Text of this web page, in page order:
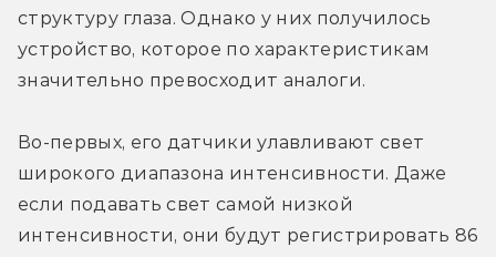
структуру глаза. Однако у них получилось
устройство, которое по характеристикам
значительно превосходит аналоги.
Во-первых, его датчики улавливают свет
широкого диапазона интенсивности. Даже
если подавать свет самой низкой
интенсивности, они будут регистрировать 86